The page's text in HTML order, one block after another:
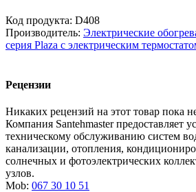
Код продукта: D408
Производитель: Электрические
серия Plaza с электрическим
Рецензии
Никаких рецензий на этот товар пока
Компания Santehmaster предоставляет
техническому обслуживанию систем
канализации, отопления,
солнечных и фотоэлектрических
узлов.
Mob: 067 30 10 51